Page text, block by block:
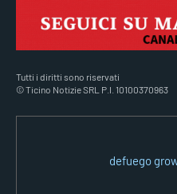
Tutti i diritti sono riservati
© Ticino Notizie SRL P.I. 10100370963
defuego